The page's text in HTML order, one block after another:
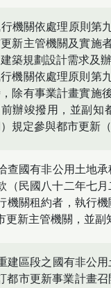
機關依處理原則第
新主管機關及實施
築規劃設計需求及
機關依處理原則第
除有事業計畫實施
辦竣撥用，並副知
規定參與都市更新
查國有非公用土地
（民國八十二年七
機關租約者，執行
新主管機關，並副
建區段之國有非公
都市更新事業計畫